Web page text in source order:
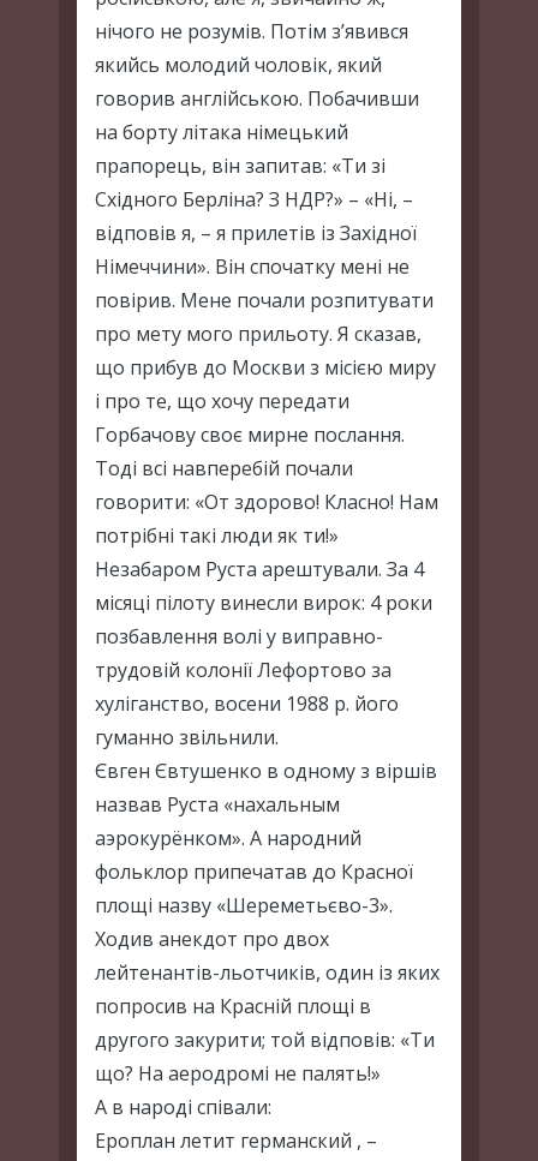
нічого не розумів. Потім з’явився
якийсь молодий чоловік, який
говорив англійською. Побачивши
на борту літака німецький
прапорець, він запитав: «Ти зі
Східного Берліна? З НДР?» – «Ні, –
відповів я, – я прилетів із Західної
Німеччини». Він спочатку мені не
повірив. Мене почали розпитувати
про мету мого прильоту. Я сказав,
що прибув до Москви з місією миру
і про те, що хочу передати
Горбачову своє мирне послання.
Тоді всі навперебій почали
говорити: «От здорово! Класно! Нам
потрібні такі люди як ти!»
Незабаром Руста арештували. За 4
місяці пілоту винесли вирок: 4 роки
позбавлення волі у виправно-
трудовій колонії Лефортово за
хуліганство, восени 1988 р. його
гуманно звільнили.
Євген Євтушенко в одному з віршів
назвав Руста «нахальным
аэрокурёнком». А народний
фольклор припечатав до Красної
площі назву «Шереметьєво-3».
Ходив анекдот про двох
лейтенантів-льотчиків, один із яких
попросив на Красній площі в
другого закурити; той відповів: «Ти
що? На аеродромі не палять!»
А в народі співали:
Ероплан летит германский , –